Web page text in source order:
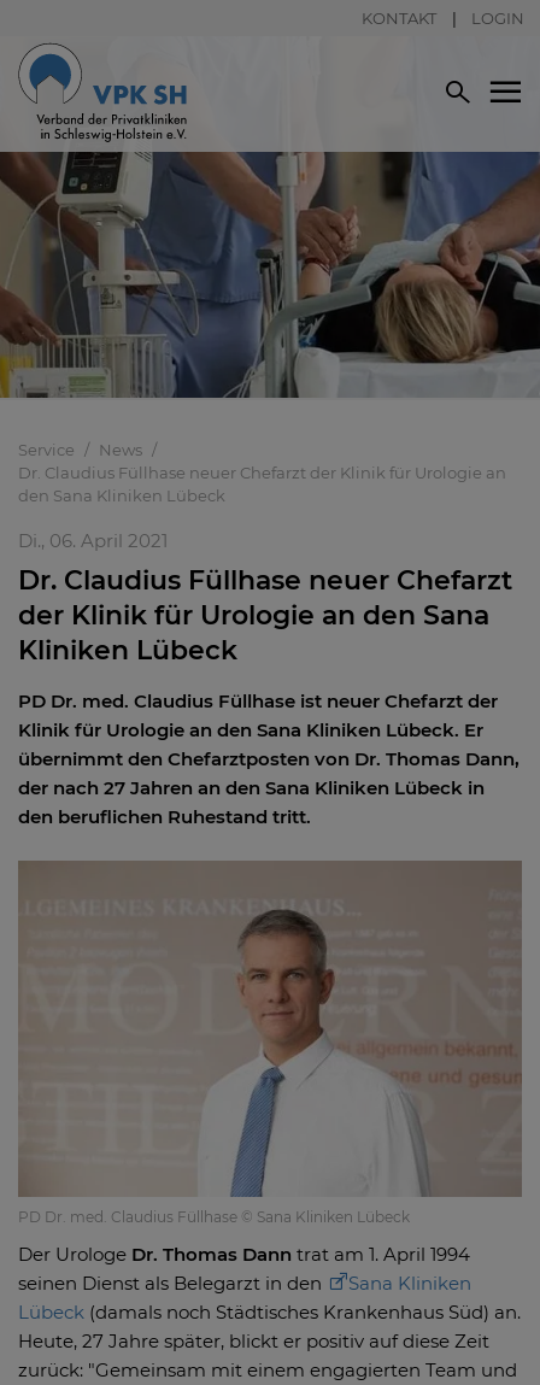
KONTAKT LOGIN
Service
News
Dr. Claudius Füllhase neuer Chefarzt der Klinik für Urologie an
den Sana Kliniken Lübeck
Di., 06. April 2021
Dr. Claudius Füllhase neuer Chefarzt
der Klinik für Urologie an den Sana
Kliniken Lübeck
PD Dr. med. Claudius Füllhase ist neuer Chefarzt der
Klinik für Urologie an den Sana Kliniken Lübeck. Er
übernimmt den Chefarztposten von Dr. Thomas Dann,
der nach 27 Jahren an den Sana Kliniken Lübeck in
den beruflichen Ruhestand tritt.
PD Dr. med. Claudius Füllhase © Sana Kliniken Lübeck
Der Urologe Dr. Thomas Dann trat am 1. April 1994
seinen Dienst als Belegarzt in den
Sana Kliniken
Lübeck (damals noch Städtisches Krankenhaus Süd) an.
Heute, 27 Jahre später, blickt er positiv auf diese Zeit
zurück: "Gemeinsam mit einem engagierten Team und